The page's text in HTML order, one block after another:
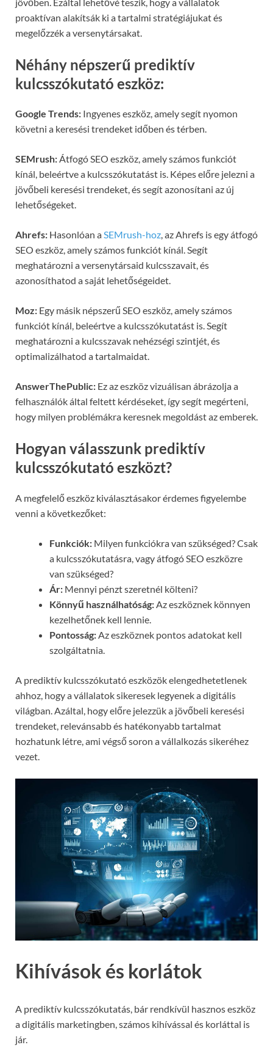
proaktívan alakítsák ki a tartalmi stratégiájukat és
megelőzzék a versenytársakat.
Néhány népszerű prediktív
kulcsszókutató eszköz:
Google Trends: Ingyenes eszköz, amely segít nyomon
követni a keresési trendeket időben és térben.
SEMrush:Átfogó SEO eszköz, amely számos funkciót
kínál, beleértve a kulcsszókutatást is. Képes előre jelezni a
jövőbeli keresési trendeket, és segít azonosítani az új
lehetőségeket.
Ahrefs: Hasonlóan aSEMrush-hoz, az Ahrefs is egy átfogó
SEO eszköz, amely számos funkciót kínál. Segít
meghatározni a versenytársaid kulcsszavait, és
azonosíthatod a saját lehetőségeidet.
Moz: Egy másik népszerű SEO eszköz, amely számos
funkciót kínál, beleértve a kulcsszókutatást is. Segít
meghatározni a kulcsszavak nehézségi szintjét, és
optimalizálhatod a tartalmaidat.
AnswerThePublic: Ez az eszköz vizuálisan ábrázolja a
felhasználók által feltett kérdéseket, így segít megérteni,
hogy milyen problémákra keresnek megoldást az emberek.
Hogyan válasszunk prediktív
kulcsszókutató eszközt?
A megfelelő eszköz kiválasztásakor érdemes figyelembe
venni a következőket:
Funkciók: Milyen funkciókra van szükséged? Csak
a kulcsszókutatásra, vagy átfogó SEO eszközre
van szükséged?
Ár: Mennyi pénzt szeretnél költeni?
Könnyű használhatóság:Az eszköznek könnyen
kezelhetőnek kell lennie.
Pontosság:Az eszköznek pontos adatokat kell
szolgáltatnia.
A prediktív kulcsszókutató eszközök elengedhetetlenek
ahhoz, hogy a vállalatok sikeresek legyenek a digitális
világban. Azáltal, hogy előre jelezzük a jövőbeli keresési
trendeket, relevánsabb és hatékonyabb tartalmat
hozhatunk létre, ami végső soron a vállalkozás sikeréhez
vezet.
Kihívások és korlátok
A prediktív kulcsszókutatás, bár rendkívül hasznos eszköz
a digitális marketingben, számos kihívással és korláttal is
jár.